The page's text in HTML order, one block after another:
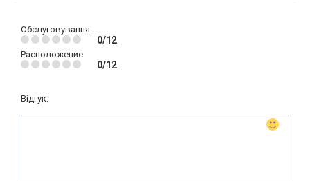
Обслуговування
0/12
Расположение
0/12
Відгук: